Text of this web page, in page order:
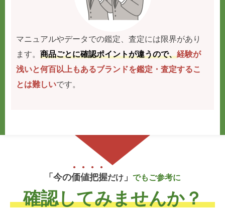
マニュアルやデータでの鑑定、査定には限界があり
ます。商品ごとに確認ポイントが違うので、経験が
浅いと何百以上もあるブランドを鑑定・査定するこ
とは難しいです。
「今の価値把握だけ 」 でもご参考に
確認してみませんか？